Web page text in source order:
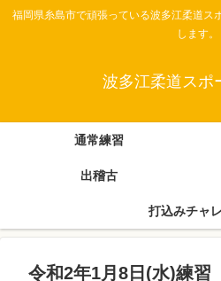
福岡県糸島市で頑張っている波多江柔道ス
します。
波多江柔道スポ
通常練習
出稽古
打込みチャ
令和2年1月8日(水)練習